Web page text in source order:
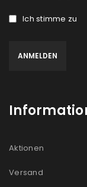
Ich stimme zu
Aktionen
Versand